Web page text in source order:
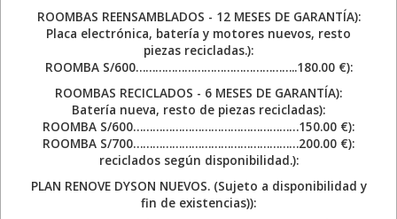
ROOMBAS REENSAMBLADOS - 12 MESES DE GARANTÍA):
Placa electrónica, batería y motores nuevos, resto
piezas recicladas.):
ROOMBA S/600…………………………………………..180.00 €):
ROOMBAS RECICLADOS - 6 MESES DE GARANTÍA):
Batería nueva, resto de piezas recicladas):
ROOMBA S/600……………………………………………150.00 €):
ROOMBA S/700……………………………………………200.00 €):
reciclados según disponibilidad.):
PLAN RENOVE DYSON NUEVOS. (Sujeto a disponibilidad y
fin de existencias)):